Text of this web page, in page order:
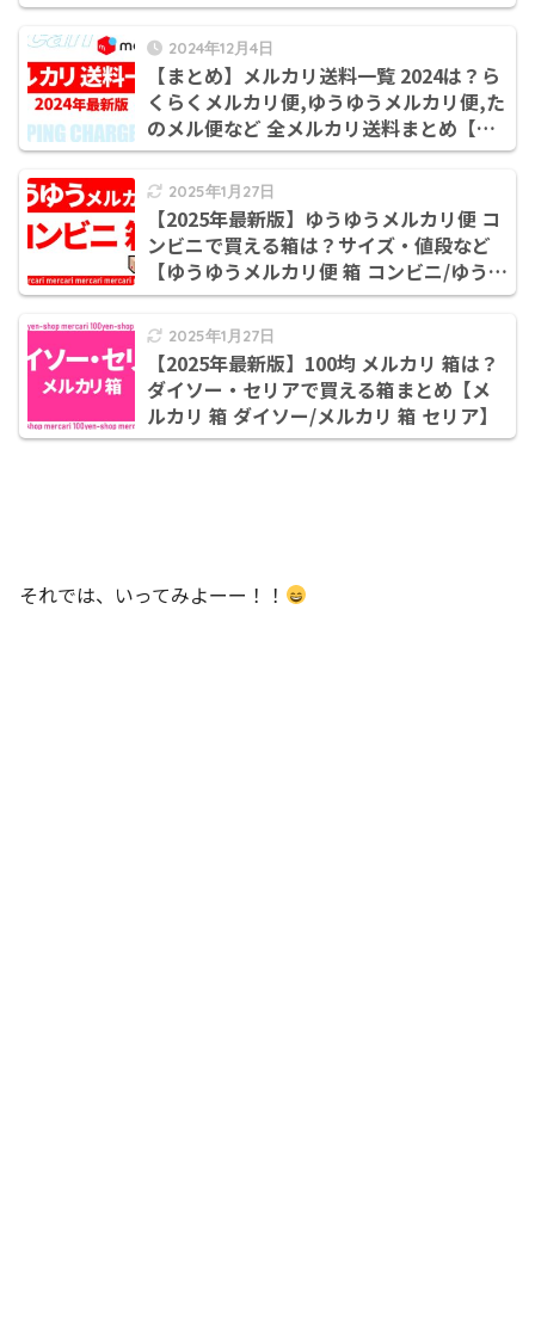
2024年12月4日
【まとめ】メルカリ送料一覧 2024は？ら
くらくメルカリ便,ゆうゆうメルカリ便,た
のメル便など 全メルカリ送料まとめ【ら
くらくメルカリ便 送料/ゆうゆうメルカリ
便 送料/エコメルカリ便/たのメル便 料
金】
2025年1月27日
【2025年最新版】ゆうゆうメルカリ便 コ
ンビニで買える箱は？サイズ・値段など
【ゆうゆうメルカリ便 箱 コンビニ/ゆうゆ
うメルカリ便 箱 どこで買う/ゆうゆうメル
カリ便 箱 どこで売ってる】
2025年1月27日
【2025年最新版】100均 メルカリ 箱は？
ダイソー・セリアで買える箱まとめ【メ
ルカリ 箱 ダイソー/メルカリ 箱 セリア】
それでは、いってみよーー！！